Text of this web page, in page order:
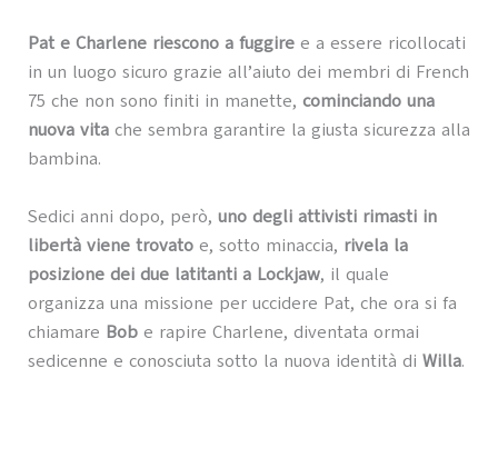
Pat e Charlene riescono a fuggiree a essere ricollocati
in un luogo sicuro grazie all’aiuto dei membri di French
75 che non sono finiti in manette, cominciando una
nuova vita che sembra garantire la giusta sicurezza alla
bambina.
Sedici anni dopo, però, uno degli attivisti rimasti in
libertà viene trovatoe, sotto minaccia, rivela la
posizione dei due latitanti a Lockjaw, il quale
organizza una missione per uccidere Pat, che ora si fa
chiamare Bobe rapire Charlene, diventata ormai
sedicenne e conosciuta sotto la nuova identità di Willa.